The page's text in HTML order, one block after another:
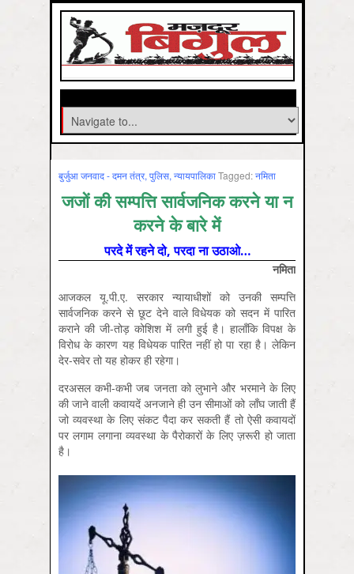
बुर्जुआ जनवाद - दमन तंत्र, पुलिस, न्‍यायपालिकाTagged:नमिता
जजों की सम्पत्ति सार्वजनिक करने या न
करने के बारे में
परदे में रहने दो, परदा ना उठाओ…
नमिता
आजकल यू.पी.ए. सरकार न्यायाधीशों को उनकी सम्पत्ति
सार्वजनिक करने से छूट देने वाले विधेयक को सदन में पारित
कराने की जी-तोड़ कोशिश में लगी हुई है। हालाँकि विपक्ष के
विरोध के कारण यह विधेयक पारित नहीं हो पा रहा है। लेकिन
देर-सवेर तो यह होकर ही रहेगा।
दरअसल कभी-कभी जब जनता को लुभाने और भरमाने के लिए
की जाने वाली कवायदें अनजाने ही उन सीमाओं को लाँघ जाती हैं
जो व्यवस्था के लिए संकट पैदा कर सकती हैं तो ऐसी कवायदों
पर लगाम लगाना व्यवस्था के पैरोकारों के लिए ज़रूरी हो जाता
है।